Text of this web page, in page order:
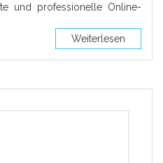
und professionelle Online-
Weiterlesen